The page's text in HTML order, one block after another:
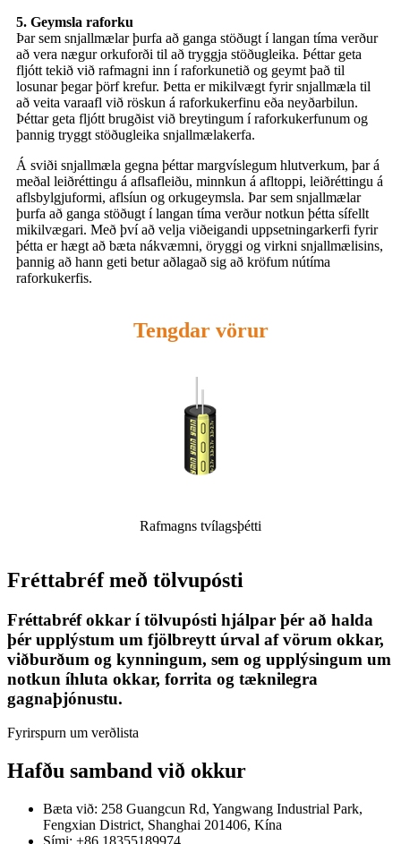
5. Geymsla raforku
Þar sem snjallmælar þurfa að ganga stöðugt í langan tíma verður
að vera nægur orkuforði til að tryggja stöðugleika. Þéttar geta
fljótt tekið við rafmagni inn í raforkunetið og geymt það til
losunar þegar þörf krefur. Þetta er mikilvægt fyrir snjallmæla til
að veita varaafl við röskun á raforkukerfinu eða neyðarbilun.
Þéttar geta fljótt brugðist við breytingum í raforkukerfunum og
þannig tryggt stöðugleika snjallmælakerfa.
Á sviði snjallmæla gegna þéttar margvíslegum hlutverkum, þar á
meðal leiðréttingu á aflsafleiðu, minnkun á afltoppi, leiðréttingu á
aflsbylgjuformi, aflsíun og orkugeymsla. Þar sem snjallmælar
þurfa að ganga stöðugt í langan tíma verður notkun þétta sífellt
mikilvægari. Með því að velja viðeigandi uppsetningarkerfi fyrir
þétta er hægt að bæta nákvæmni, öryggi og virkni snjallmælisins,
þannig að hann geti betur aðlagað sig að kröfum nútíma
raforkukerfis.
Tengdar vörur
Rafmagns tvílagsþétti
Fréttabréf með tölvupósti
Fréttabréf okkar í tölvupósti hjálpar þér að halda
þér upplýstum um fjölbreytt úrval af vörum okkar,
viðburðum og kynningum, sem og upplýsingum um
notkun íhluta okkar, forrita og tæknilegra
gagnaþjónustu.
Fyrirspurn um verðlista
Hafðu samband við okkur
Bæta við: 258 Guangcun Rd, Yangwang Industrial Park,
Fengxian District, Shanghai 201406, Kína